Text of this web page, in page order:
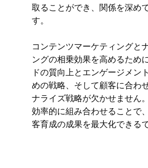
取ることができ、関係を深め
す。
コンテンツマーケティングと
ングの相乗効果を高めるため
ドの質向上とエンゲージメン
めの戦略、そして顧客に合わ
ナライズ戦略が欠かせません
効率的に組み合わせることで
客育成の成果を最大化できる